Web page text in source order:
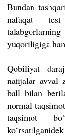
Bundan
nafaqat
yuqoriligiga
Qobiliyat
natijalar avval
ball bilan
normal
taqsimot